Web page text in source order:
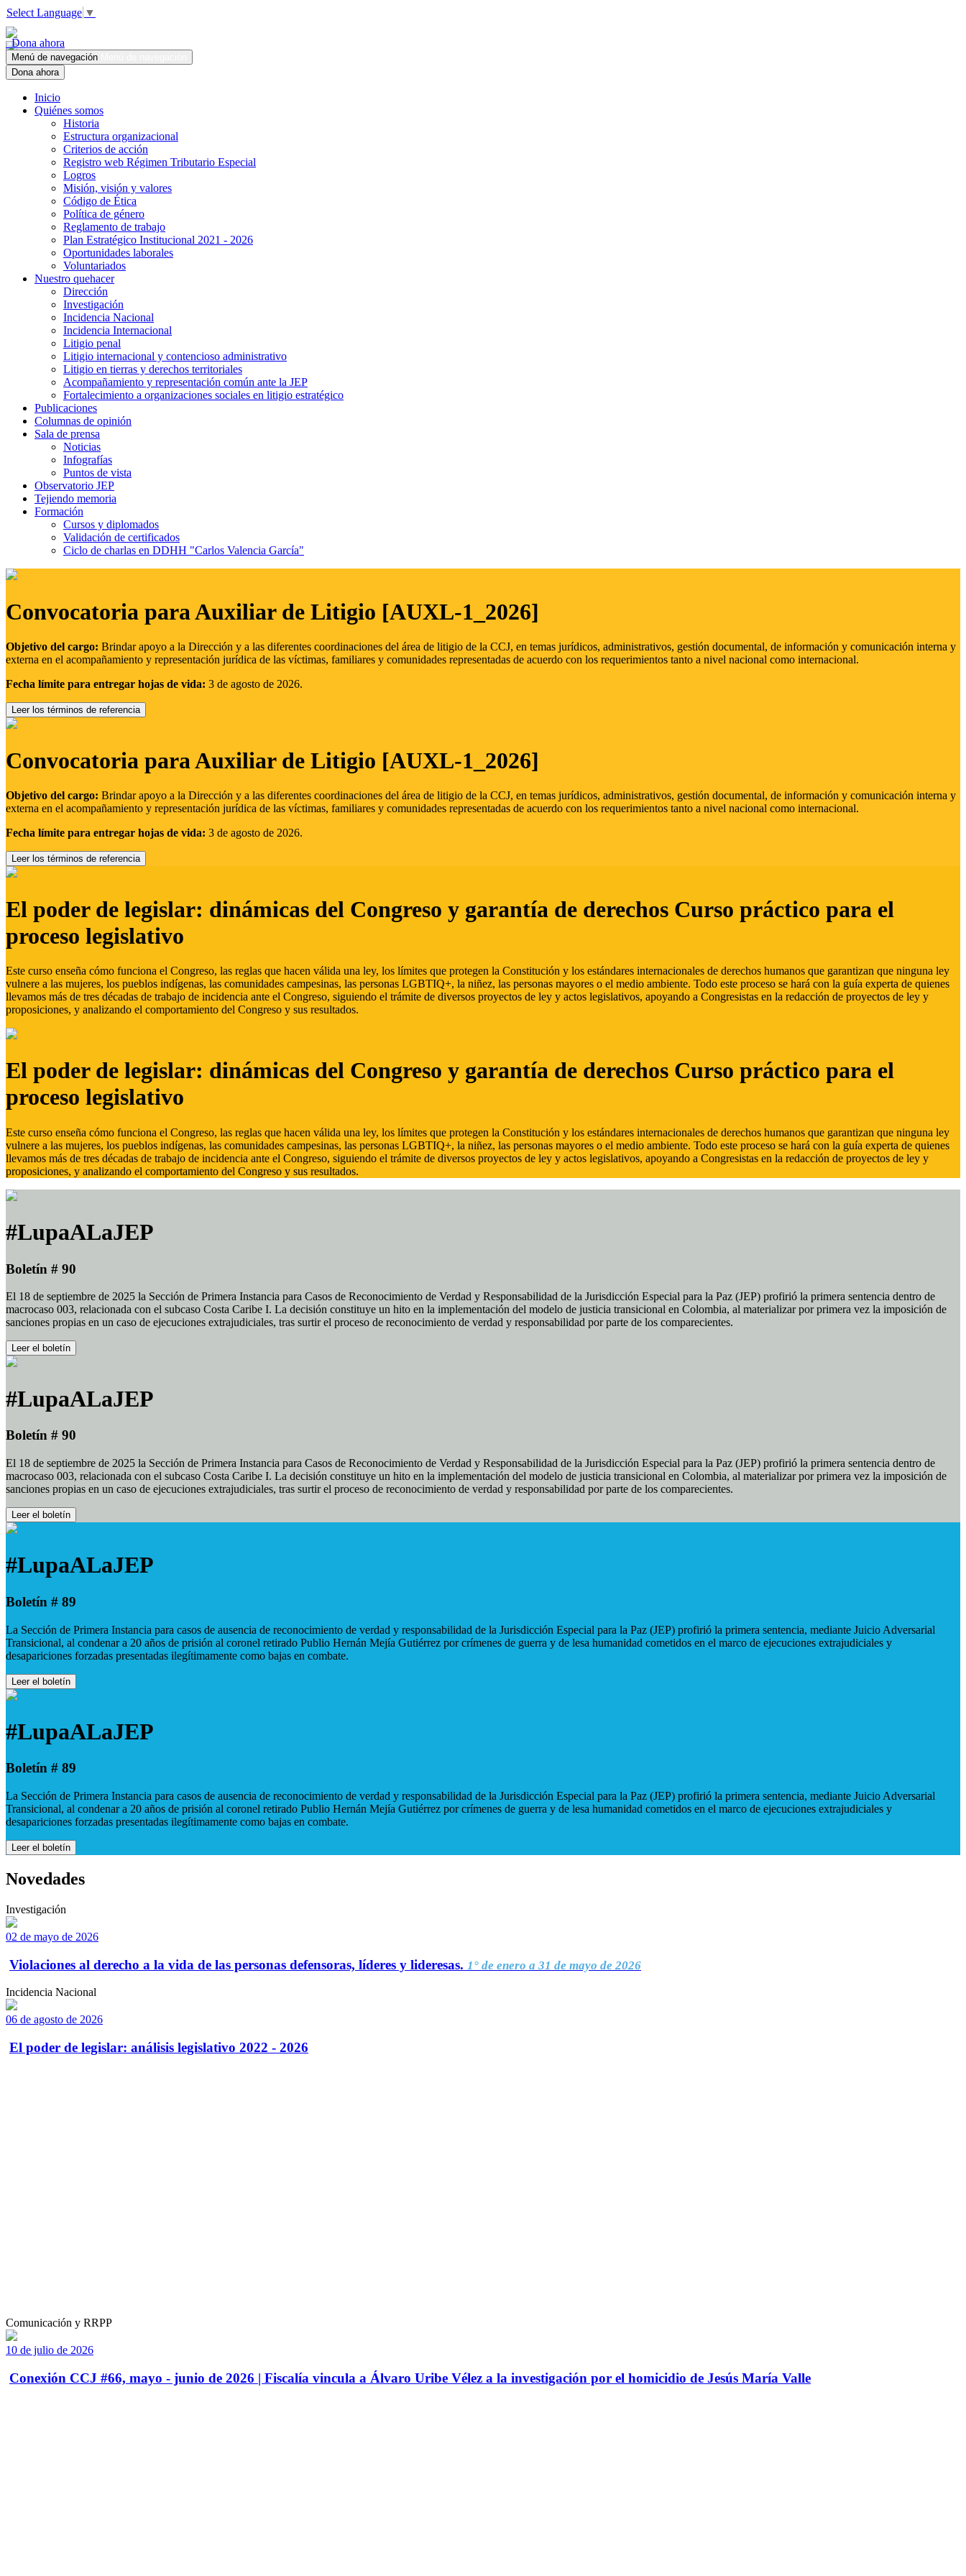
Select Language ▼
Dona ahora
Menú de navegación
Dona ahora
Inicio
Quiénes somos
Historia
Estructura organizacional
Criterios de acción
Registro web Régimen Tributario Especial
Logros
Misión, visión y valores
Código de Ética
Política de género
Reglamento de trabajo
Plan Estratégico Institucional 2021 - 2026
Oportunidades laborales
Voluntariados
Nuestro quehacer
Dirección
Investigación
Incidencia Nacional
Incidencia Internacional
Litigio penal
Litigio internacional y contencioso administrativo
Litigio en tierras y derechos territoriales
Acompañamiento y representación común ante la JEP
Fortalecimiento a organizaciones sociales en litigio estratégico
Publicaciones
Columnas de opinión
Sala de prensa
Noticias
Infografías
Puntos de vista
Observatorio JEP
Tejiendo memoria
Formación
Cursos y diplomados
Validación de certificados
Ciclo de charlas en DDHH "Carlos Valencia García"
Convocatoria para Auxiliar de Litigio [AUXL-1_2026]
Objetivo del cargo: Brindar apoyo a la Dirección y a las diferentes coordinaciones del área de litigio de la CCJ, en temas jurídicos, administrativos, gestión documental, de información y comunicación interna y
externa en el acompañamiento y representación jurídica de las víctimas, familiares y comunidades representadas de acuerdo con los requerimientos tanto a nivel nacional como internacional.
Fecha límite para entregar hojas de vida: 3 de agosto de 2026.
Leer los términos de referencia
Convocatoria para Auxiliar de Litigio [AUXL-1_2026]
Objetivo del cargo: Brindar apoyo a la Dirección y a las diferentes coordinaciones del área de litigio de la CCJ, en temas jurídicos, administrativos, gestión documental, de información y comunicación interna y
externa en el acompañamiento y representación jurídica de las víctimas, familiares y comunidades representadas de acuerdo con los requerimientos tanto a nivel nacional como internacional.
Fecha límite para entregar hojas de vida: 3 de agosto de 2026.
Leer los términos de referencia
El poder de legislar: dinámicas del Congreso y garantía de derechos Curso práctico para el
proceso legislativo
Este curso enseña cómo funciona el Congreso, las reglas que hacen válida una ley, los límites que protegen la Constitución y los estándares internacionales de derechos humanos que garantizan que ninguna ley
vulnere a las mujeres, los pueblos indígenas, las comunidades campesinas, las personas LGBTIQ+, la niñez, las personas mayores o el medio ambiente. Todo este proceso se hará con la guía experta de quienes
llevamos más de tres décadas de trabajo de incidencia ante el Congreso, siguiendo el trámite de diversos proyectos de ley y actos legislativos, apoyando a Congresistas en la redacción de proyectos de ley y
proposiciones, y analizando el comportamiento del Congreso y sus resultados.
El poder de legislar: dinámicas del Congreso y garantía de derechos Curso práctico para el
proceso legislativo
Este curso enseña cómo funciona el Congreso, las reglas que hacen válida una ley, los límites que protegen la Constitución y los estándares internacionales de derechos humanos que garantizan que ninguna ley
vulnere a las mujeres, los pueblos indígenas, las comunidades campesinas, las personas LGBTIQ+, la niñez, las personas mayores o el medio ambiente. Todo este proceso se hará con la guía experta de quienes
llevamos más de tres décadas de trabajo de incidencia ante el Congreso, siguiendo el trámite de diversos proyectos de ley y actos legislativos, apoyando a Congresistas en la redacción de proyectos de ley y
proposiciones, y analizando el comportamiento del Congreso y sus resultados.
#LupaALaJEP
Boletín # 90
El 18 de septiembre de 2025 la Sección de Primera Instancia para Casos de Reconocimiento de Verdad y Responsabilidad de la Jurisdicción Especial para la Paz (JEP) profirió la primera sentencia dentro de
macrocaso 003, relacionada con el subcaso Costa Caribe I. La decisión constituye un hito en la implementación del modelo de justicia transicional en Colombia, al materializar por primera vez la imposición de
sanciones propias en un caso de ejecuciones extrajudiciales, tras surtir el proceso de reconocimiento de verdad y responsabilidad por parte de los comparecientes.
Leer el boletín
#LupaALaJEP
Boletín # 90
El 18 de septiembre de 2025 la Sección de Primera Instancia para Casos de Reconocimiento de Verdad y Responsabilidad de la Jurisdicción Especial para la Paz (JEP) profirió la primera sentencia dentro de
macrocaso 003, relacionada con el subcaso Costa Caribe I. La decisión constituye un hito en la implementación del modelo de justicia transicional en Colombia, al materializar por primera vez la imposición de
sanciones propias en un caso de ejecuciones extrajudiciales, tras surtir el proceso de reconocimiento de verdad y responsabilidad por parte de los comparecientes.
Leer el boletín
#LupaALaJEP
Boletín # 89
La Sección de Primera Instancia para casos de ausencia de reconocimiento de verdad y responsabilidad de la Jurisdicción Especial para la Paz (JEP) profirió la primera sentencia, mediante Juicio Adversarial
Transicional, al condenar a 20 años de prisión al coronel retirado Publio Hernán Mejía Gutiérrez por crímenes de guerra y de lesa humanidad cometidos en el marco de ejecuciones extrajudiciales y
desapariciones forzadas presentadas ilegítimamente como bajas en combate.
Leer el boletín
#LupaALaJEP
Boletín # 89
La Sección de Primera Instancia para casos de ausencia de reconocimiento de verdad y responsabilidad de la Jurisdicción Especial para la Paz (JEP) profirió la primera sentencia, mediante Juicio Adversarial
Transicional, al condenar a 20 años de prisión al coronel retirado Publio Hernán Mejía Gutiérrez por crímenes de guerra y de lesa humanidad cometidos en el marco de ejecuciones extrajudiciales y
desapariciones forzadas presentadas ilegítimamente como bajas en combate.
Leer el boletín
Novedades
Investigación
02 de mayo de 2026
Violaciones al derecho a la vida de las personas defensoras, líderes y lideresas. 1° de enero a 31 de mayo de 2026
Incidencia Nacional
06 de agosto de 2026
El poder de legislar: análisis legislativo 2022 - 2026
Comunicación y RRPP
10 de julio de 2026
Conexión CCJ #66, mayo - junio de 2026 | Fiscalía vincula a Álvaro Uribe Vélez a la investigación por el homicidio de Jesús María Valle